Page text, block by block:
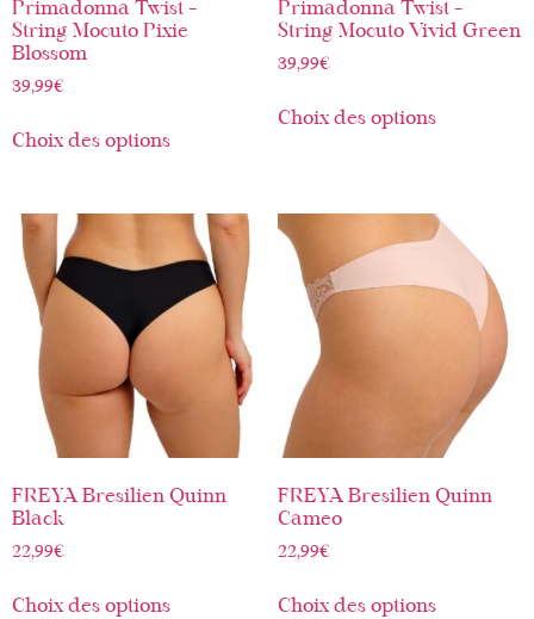
Primadonna Twist –
String Mocuto Pixie
Blossom
39,99€
Choix des options
Primadonna Twist –
String Mocuto Vivid Green
39,99€
Choix des options
FREYA Bresilien Quinn
Black
22,99€
Choix des options
FREYA Bresilien Quinn
Cameo
22,99€
Choix des options